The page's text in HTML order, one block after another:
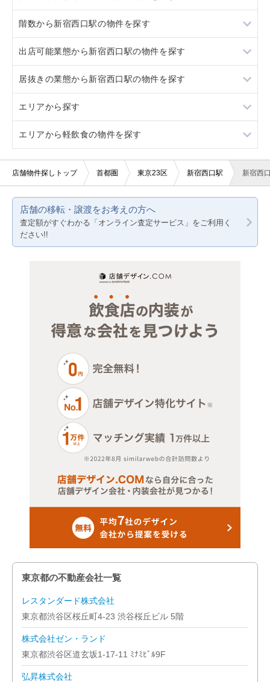
若松河田
居抜き
スケルトン
看板取り付け可
10坪以下
20坪以下
階数から新宿西口駅の物件を探す
地下
1階
3階以上
出店可能業態から新宿西口駅の物件を探す
重飲食
軽飲食
バー・クラブ
美容室・理容室
医療・歯科・クリニック
物販・小売
ジム・教室・スタジオ
その他サービス・その他
居抜きの業態から新宿西口駅の物件を探す
スタジオ
エリアから探す
東京23区
東京都下
千葉
埼玉
エリアから軽飲食の物件を探す
東京23区
神奈川
千葉
店舗物件探しトップ 首都圏 東京23区 新宿西口駅 新宿西
店舗の移転・譲渡をお考えの方へ
査定額がすぐわかる「オンライン査定サービス」をご利用く
ださい!!
東京都の不動産会社一覧
レスタンダード株式会社
東京都渋谷区桜丘町4-23 渋谷桜丘ビル 5階
株式会社ゼン・ランド
東京都渋谷区道玄坂1-17-11 ﾐﾅﾐﾋﾞﾙ9F
弘昇株式会社